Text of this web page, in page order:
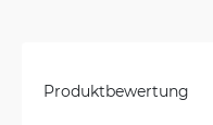
Produktbewertung